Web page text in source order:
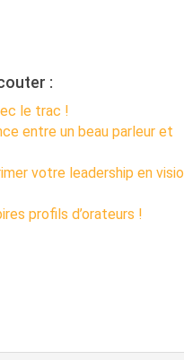
:
le trac !
entre un beau parleur et
votre leadership en visio
profils d’orateurs !